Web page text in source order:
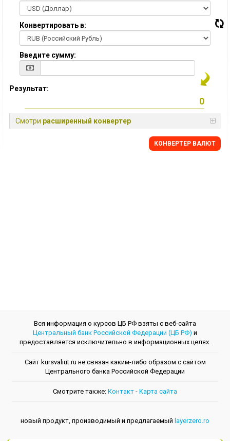
Конвертировать в:
Введите сумму:
Результат:
Смотри расширенный конвертер
КОНВЕРТЕР ВАЛЮТ
Вся информация о курсов ЦБ РФ взяты с веб-сайта
Центральный банк Российской Федерации (ЦБ РФ) и
предоставляется исключительно в информационных целях.
Сайт kursvaliut.ru не связан каким-либо образом с сайтом
Центрального банкa Российской Федерации
Смотрите также: Контакт - Kарта сайта
новый продукт, производимый и предлагаемый layerzero.ro